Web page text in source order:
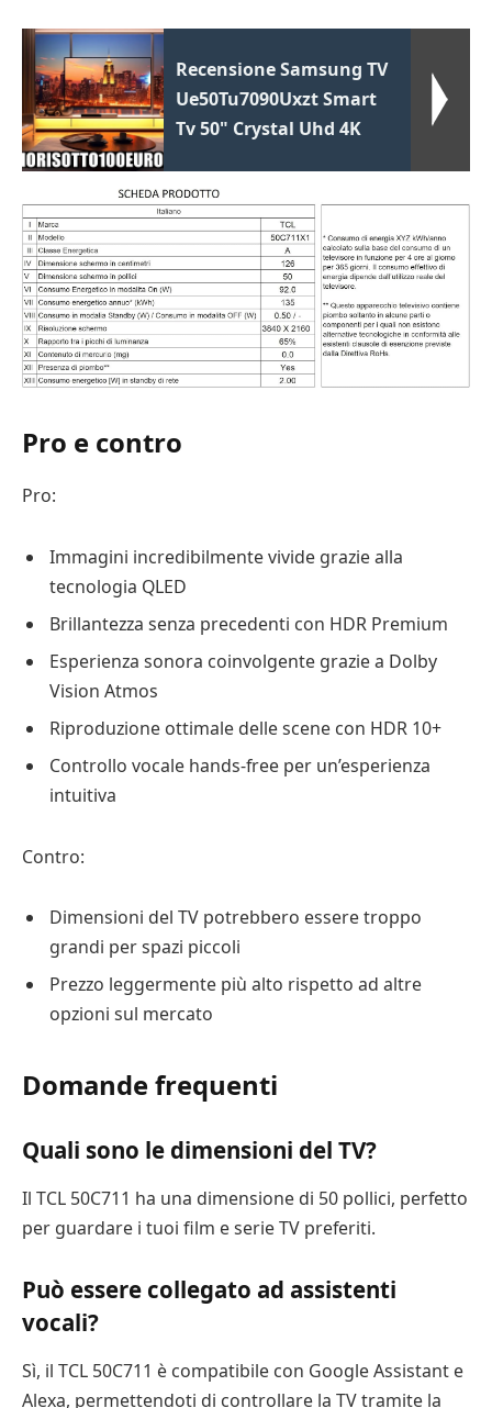
Recensione Samsung TV
Ue50Tu7090Uxzt Smart
Tv 50" Crystal Uhd 4K
Pro e contro
Pro:
Immagini incredibilmente vivide grazie alla
tecnologia QLED
Brillantezza senza precedenti con HDR Premium
Esperienza sonora coinvolgente grazie a Dolby
Vision Atmos
Riproduzione ottimale delle scene con HDR 10+
Controllo vocale hands-free per un’esperienza
intuitiva
Contro:
Dimensioni del TV potrebbero essere troppo
grandi per spazi piccoli
Prezzo leggermente più alto rispetto ad altre
opzioni sul mercato
Domande frequenti
Quali sono le dimensioni del TV?
Il TCL 50C711 ha una dimensione di 50 pollici, perfetto
per guardare i tuoi film e serie TV preferiti.
Può essere collegato ad assistenti
vocali?
Sì, il TCL 50C711 è compatibile con Google Assistant e
Alexa, permettendoti di controllare la TV tramite la